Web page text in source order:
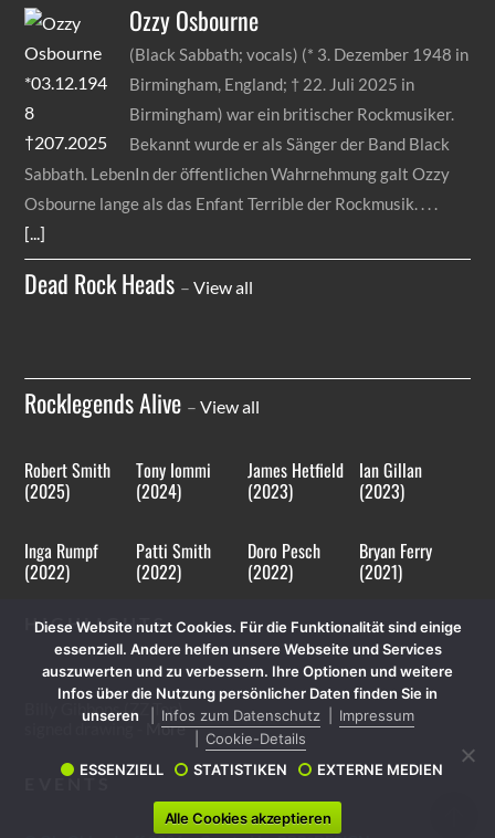
OzzyOsbourne
(Black Sabbath; vocals) (* 3. Dezember 1948 in
Birmingham, England; † 22. Juli 2025 in
Birmingham) war ein britischer Rockmusiker.
Bekannt wurde er als Sänger der Band Black
Sabbath. LebenIn der öffentlichen Wahrnehmung galt Ozzy
Osbourne lange als das Enfant Terrible der Rockmusik.
[...]
Dead Rock Heads –View all
Rocklegends Alive –View all
Robert Smith
(2025)
Tony Iommi
(2024)
James Hetfield
(2023)
Ian Gillan
(2023)
Inga Rumpf
(2022)
Patti Smith
(2022)
Doro Pesch
(2022)
Bryan Ferry
(2021)
HIGHLIGHTS
Billy Gibbons (ZZ Top)
More
Diese Website nutzt Cookies. Für die Funktionalität sind einige
essenziell. Andere helfen unsere Webseite und Services
auszuwerten und zu verbessern. Ihre Optionen und weitere
Infos über die Nutzung persönlicher Daten finden Sie in
unseren
Infos zum Datenschutz
Impressum
Cookie-Details
ESSENZIELL
STATISTIKEN EXTERNE MEDIEN
Alle Cookies akzeptieren